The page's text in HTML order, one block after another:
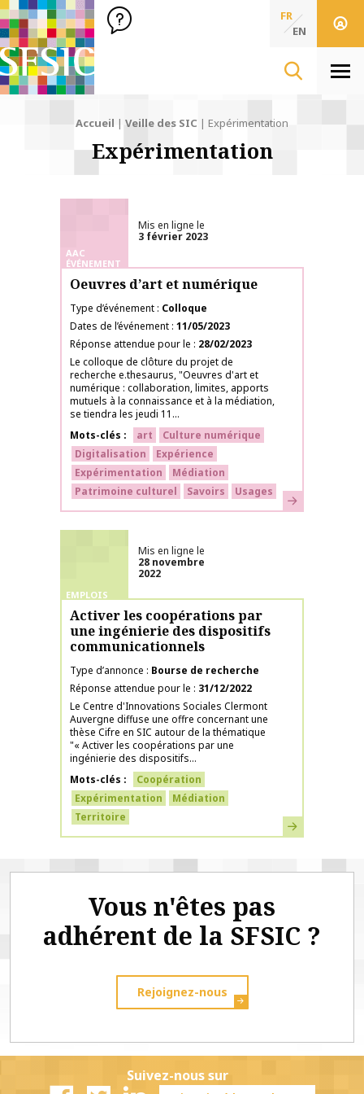
SFSIC Société Française des Sciences de l'Information & de
Société Française des Sciences
de l'Information
FR
EN
Accueil | Veille des SIC | Expérimentation
Expérimentation
AAC
ÉVÉNEMENT
Mis en ligne le
3 février 2023
Oeuvres d’art et numérique
Type d’événement Colloque
Dates de l’événement 11/05/2023
Réponse attendue pour le
28/02/2023
Le colloque de clôture du projet de
recherche e.thesaurus, "Oeuvres d'art et
numérique : collaboration, limites, apports
mutuels à la connaissance et à la médiation,
se tiendra les jeudi 11...
Mots-clés
art
Culture numérique
Digitalisation
Expérience
Expérimentation
Médiation
Patrimoine culturel
Savoirs Usages En savoir plus
EMPLOIS
Mis en ligne le
28 novembre
2022
Activer les coopérations par
une ingénierie des dispositifs
communicationnels
Type d’annonce
Bourse de recherche
Réponse attendue pour le
31/12/2022
Le Centre d'Innovations Sociales Clermont
Auvergne diffuse une offre concernant une
thèse Cifre en SIC autour de la thématique
"« Activer les coopérations par une
ingénierie des dispositifs...
Mots-clés
Coopération
Expérimentation
Médiation
Territoire
En savoir plus
Vous n'êtes pas
adhérent de la SFSIC ?
Rejoignez-nous
Suivez-nous sur